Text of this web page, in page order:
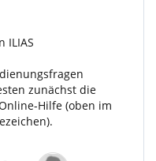
ILIAS
zunächst die
Hilfe (oben im